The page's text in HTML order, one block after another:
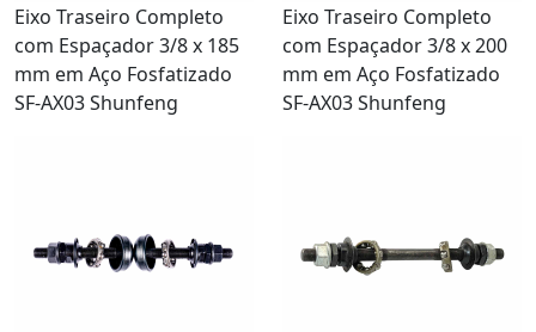
Eixo Traseiro Completo
com Espaçador 3/8 x 185
mm em Aço Fosfatizado
SF-AX03 Shunfeng
Eixo Traseiro Completo
com Espaçador 3/8 x 200
mm em Aço Fosfatizado
SF-AX03 Shunfeng